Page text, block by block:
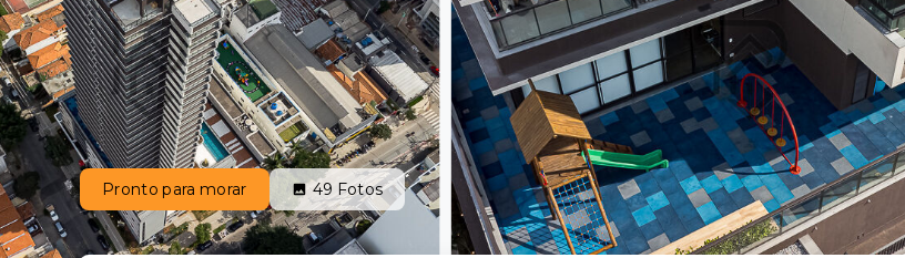
Pronto para morar 49 Fotos